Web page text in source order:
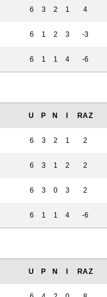
6 3 2 1 4
6 1 2 3 -3
6 1 1 4 -6
U P N RAZ
6 3 2 1 2
6 3 1 2 2
6 3 0 3 2
6 1 1 4 -6
U P N RAZ